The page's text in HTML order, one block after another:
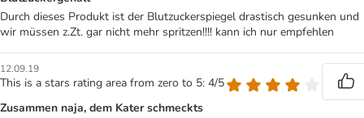
Durch dieses Produkt ist der Blutzuckerspiegel drastisch gesunken und
wir müssen z.Zt. gar nicht mehr spritzen!!!! kann ich nur empfehlen
12.09.19
This is a stars rating area from zero to 5: 4/5
Zusammen naja, dem Kater schmeckts